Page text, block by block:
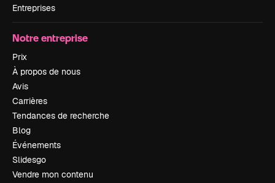
Entreprises
Notre entreprise
Prix
À propos de nous
Avis
Carrières
Tendances de recherche
Blog
Événements
Slidesgo
Vendre mon contenu